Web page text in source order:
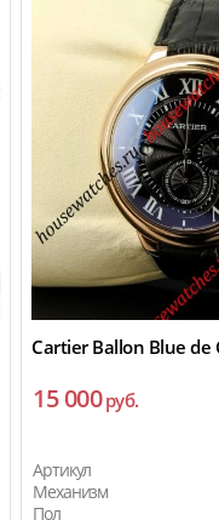
Cartier Ballon Blue de
15 000руб.
Артикул
Механизм
Пол